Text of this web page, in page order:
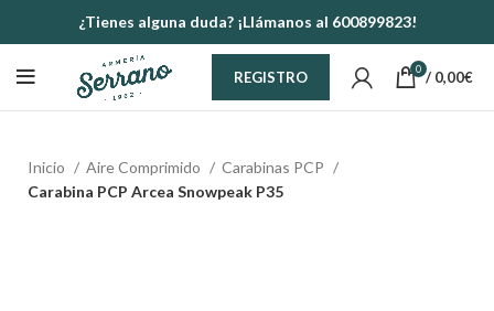
¿Tienes alguna duda? ¡Llámanos al 600899823!
REGISTRO 0 / 0,00€
Inicio Aire Comprimido
Carabinas PCP
Carabina PCP Arcea Snowpeak P35